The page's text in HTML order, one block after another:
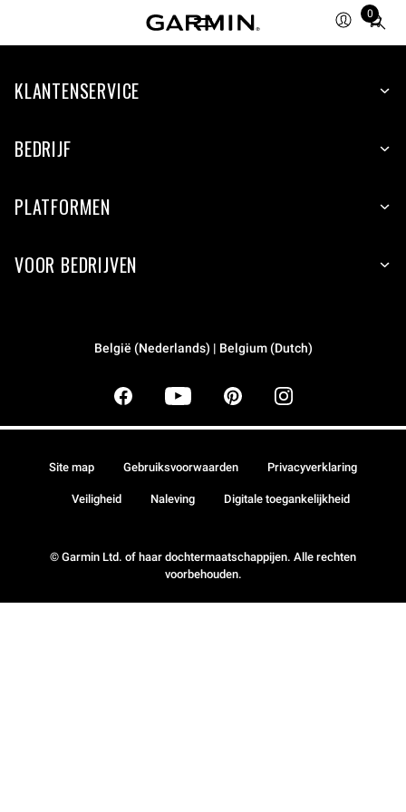
0
Total
items
cart:
KLANTENSERVICE
BEDRIJF
PLATFORMEN
VOOR BEDRIJVEN
België (Nederlands) | Belgium (Dutch)
© Garmin Ltd. of haar dochtermaatschappijen. Alle rechten
voorbehouden.
Site map Gebruiksvoorwaarden Privacyverklaring
Veiligheid Naleving Digitale toegankelijkheid